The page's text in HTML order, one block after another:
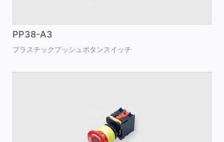
PP38-A3
プラスチックプッシュボタンスイッチ